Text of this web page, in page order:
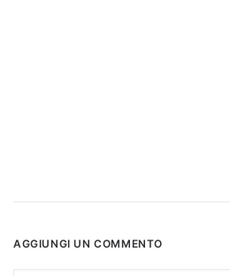
AGGIUNGI UN COMMENTO